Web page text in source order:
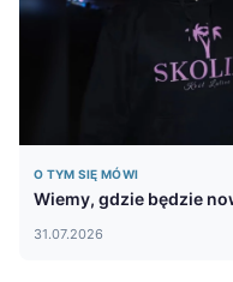
O TYM SIĘ MÓWI
Wiemy, gdzie będzie
31.07.2026